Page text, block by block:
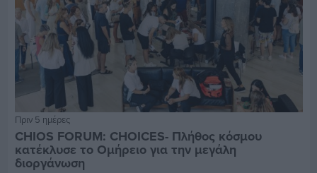
Πριν 5 ημέρες
CHIOS FORUM: CHOICES- Πλήθος κόσμου
κατέκλυσε το Ομήρειο για την μεγάλη
διοργάνωση